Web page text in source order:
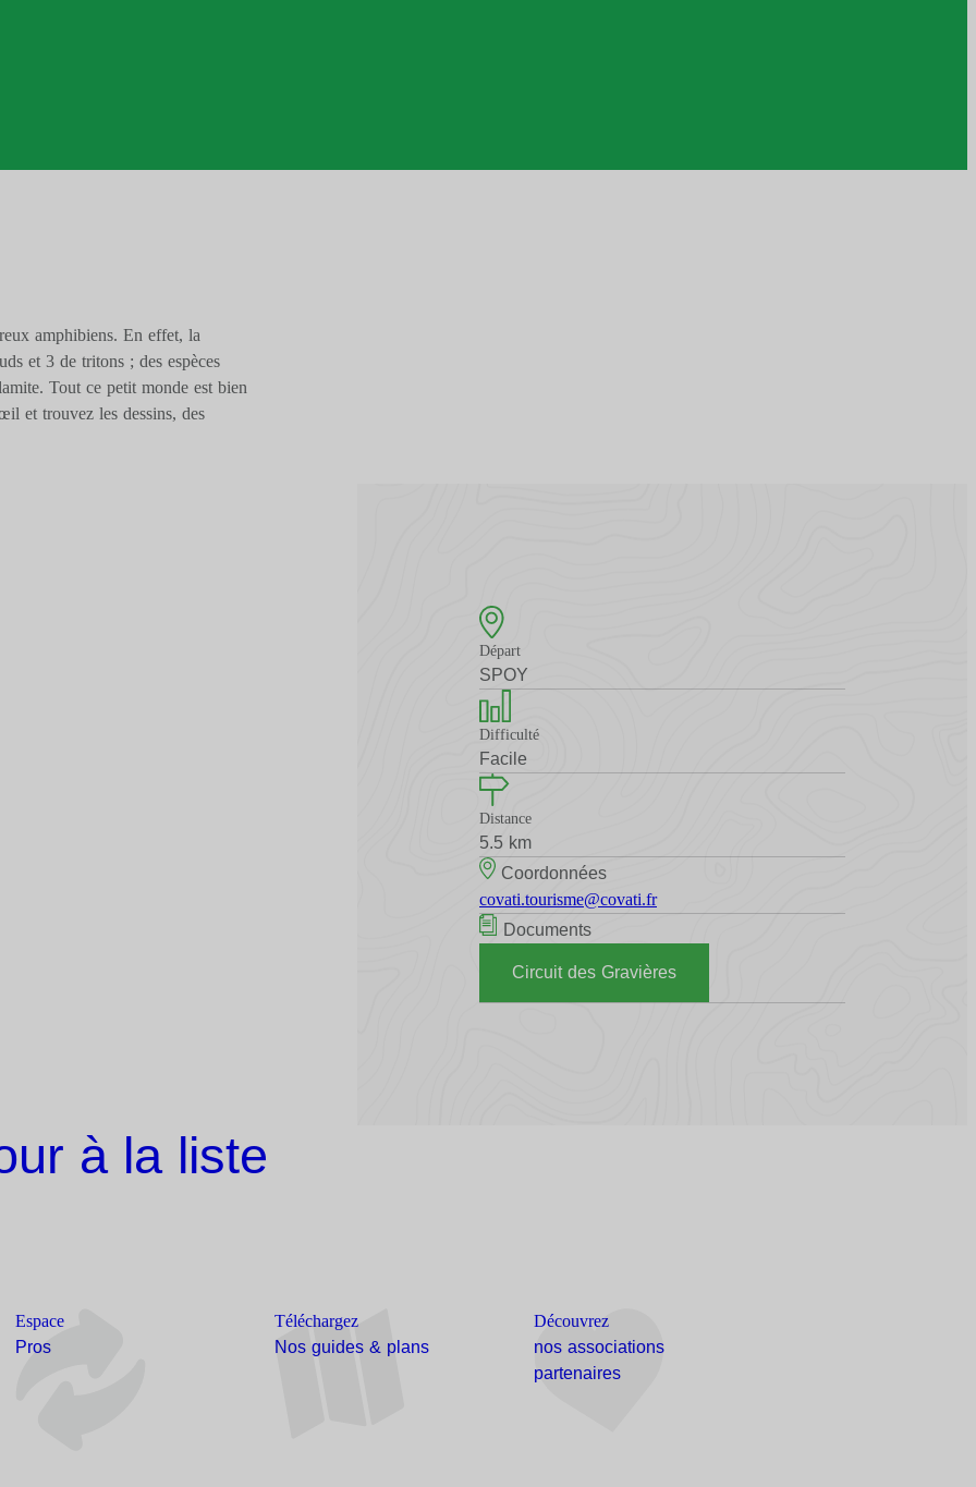
amphibiens. En effet, la
et 3 de tritons ; des espèces
Tout ce petit monde est bien
et trouvez les dessins, des
Départ
SPOY
Difficulté
Facile
Distance
5.5 km
Coordonnées
covati.tourisme@covati.fr
Documents
Circuit des Gravières
à la liste
Espace
Pros
Téléchargez
Nos guides & plans
Découvrez
nos associations
partenaires